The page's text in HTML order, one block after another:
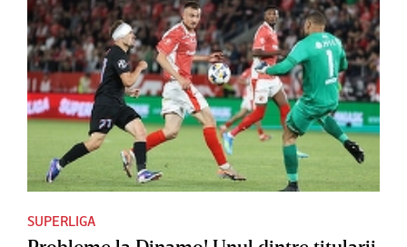
SUPERLIGA